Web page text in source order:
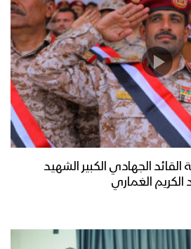
القائد الجهادي الكبير الشهيد
الكريم الغماري